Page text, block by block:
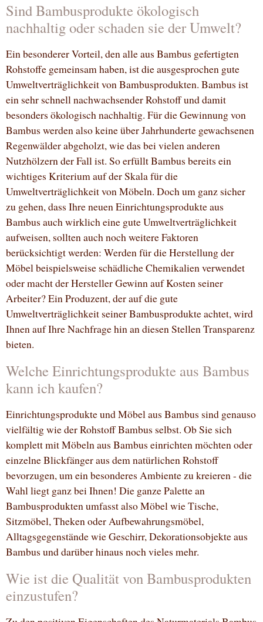
Sind Bambusprodukte ökologisch
nachhaltig oder schaden sie der Umwelt?
Ein besonderer Vorteil, den alle aus Bambus gefertigten
Rohstoffe gemeinsam haben, ist die ausgesprochen gute
Umweltverträglichkeit von Bambusprodukten. Bambus ist
ein sehr schnell nachwachsender Rohstoff und damit
besonders ökologisch nachhaltig. Für die Gewinnung von
Bambus werden also keine über Jahrhunderte gewachsenen
Regenwälder abgeholzt, wie das bei vielen anderen
Nutzhölzern der Fall ist. So erfüllt Bambus bereits ein
wichtiges Kriterium auf der Skala für die
Umweltverträglichkeit von Möbeln. Doch um ganz sicher
zu gehen, dass Ihre neuen Einrichtungsprodukte aus
Bambus auch wirklich eine gute Umweltverträglichkeit
aufweisen, sollten auch noch weitere Faktoren
berücksichtigt werden: Werden für die Herstellung der
Möbel beispielsweise schädliche Chemikalien verwendet
oder macht der Hersteller Gewinn auf Kosten seiner
Arbeiter? Ein Produzent, der auf die gute
Umweltverträglichkeit seiner Bambusprodukte achtet, wird
Ihnen auf Ihre Nachfrage hin an diesen Stellen Transparenz
bieten.
Welche Einrichtungsprodukte aus Bambus
kann ich kaufen?
Einrichtungsprodukte und Möbel aus Bambus sind genauso
vielfältig wie der Rohstoff Bambus selbst. Ob Sie sich
komplett mit Möbeln aus Bambus einrichten möchten oder
einzelne Blickfänger aus dem natürlichen Rohstoff
bevorzugen, um ein besonderes Ambiente zu kreieren - die
Wahl liegt ganz bei Ihnen! Die ganze Palette an
Bambusprodukten umfasst also Möbel wie Tische,
Sitzmöbel, Theken oder Aufbewahrungsmöbel,
Alltagsgegenstände wie Geschirr, Dekorationsobjekte aus
Bambus und darüber hinaus noch vieles mehr.
Wie ist die Qualität von Bambusprodukten
einzustufen?